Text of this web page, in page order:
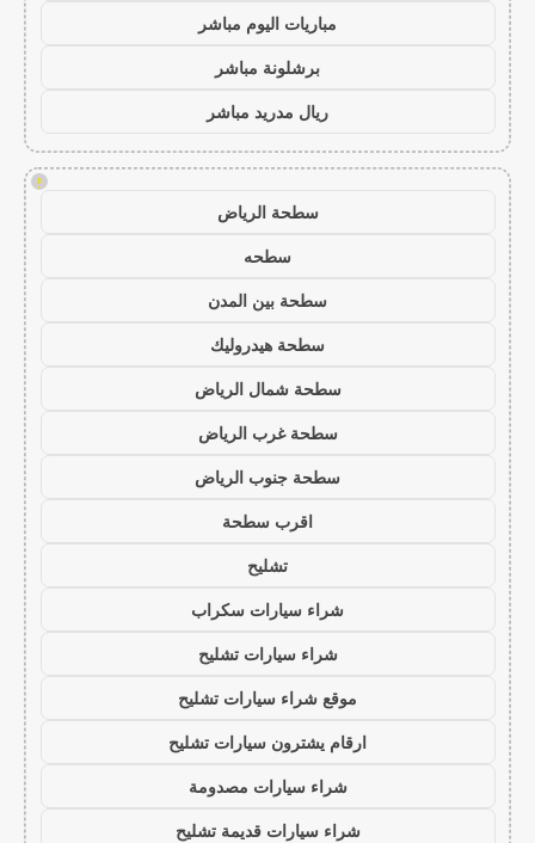
مباريات اليوم مباشر
برشلونة مباشر
ريال مدريد مباشر
!
سطحة الرياض
سطحه
سطحة بين المدن
سطحة هيدروليك
سطحة شمال الرياض
سطحة غرب الرياض
سطحة جنوب الرياض
اقرب سطحة
تشليح
شراء سيارات سكراب
شراء سيارات تشليح
موقع شراء سيارات تشليح
ارقام يشترون سيارات تشليح
شراء سيارات مصدومة
شراء سيارات قديمة تشليح